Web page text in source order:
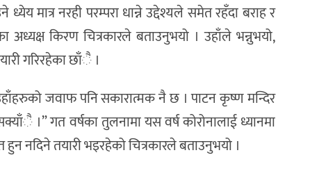
मात्र नरही परम्परा धान्ने उद्देश्यले समेत रहँदा बराह र
अध्यक्ष किरण चित्रकारले बताउनुभयो । उहाँले भन्नुभयो,
गरिरहेका छाँै ।
जवाफ पनि सकारात्मक नै छ । पाटन कृष्ण मन्दिर
।” गत वर्षका तुलनामा यस वर्ष कोरोनालाई ध्यानमा
नदिने तयारी भइरहेको चित्रकारले बताउनुभयो ।